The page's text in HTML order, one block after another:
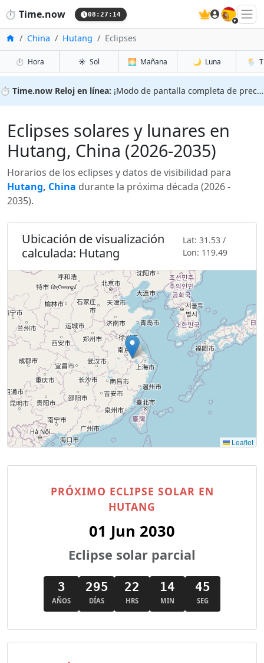
⏱️ Time.now 08:27:15 🇪🇸
InicioChina Hutang Eclipses
⏱️ Hora ☀️ Sol 🌅 Mañana 🌙 Luna 🌦️
⏱️ Time.now Reloj en línea: ¡Modo de pantalla completa de precisión!
Eclipses solares y lunares en
Hutang, China (2026-2035)
Horarios de los eclipses y datos de visibilidad para
Hutang, China durante la próxima década (2026 -
2035).
Ubicación de visualización
calculada: Hutang
Lat: 31.53 /
Lon: 119.49
Leaflet
PRÓXIMO ECLIPSE SOLAR EN
HUTANG
01 Jun 2030
Eclipse solar parcial
3
AÑOS
295
DÍAS
22
HRS
14
MIN
43
SEG